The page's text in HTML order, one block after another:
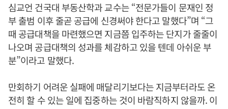
심교언 건국대 부동산학과 교수는 “전문가들이 문재인 정
부 출범 이후 줄곧 공급에 신경써야 한다고 말했다”며 “그
때 공급대책을 마련했으면 지금쯤 입주하는 단지가 줄줄이
나오며 공급대책의 성과를 체감하고 있을 텐데 아쉬운 부
분”이라고 말했다.
만회하기 어려운 실패에 매달리기보다는 지금부터라도 온
전히 할 수 있는 일에 집중하는 것이 바람직하지 않을까. 이